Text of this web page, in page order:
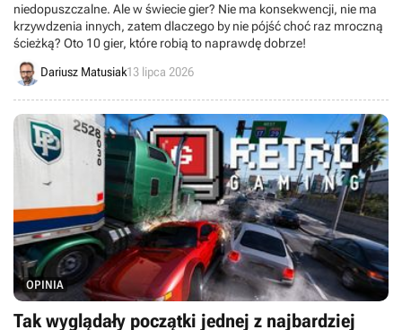
niedopuszczalne. Ale w świecie gier? Nie ma konsekwencji, nie ma
krzywdzenia innych, zatem dlaczego by nie pójść choć raz mroczną
ścieżką? Oto 10 gier, które robią to naprawdę dobrze!
Dariusz Matusiak13 lipca 2026
OPINIA
Tak wyglądały początki jednej z najbardziej